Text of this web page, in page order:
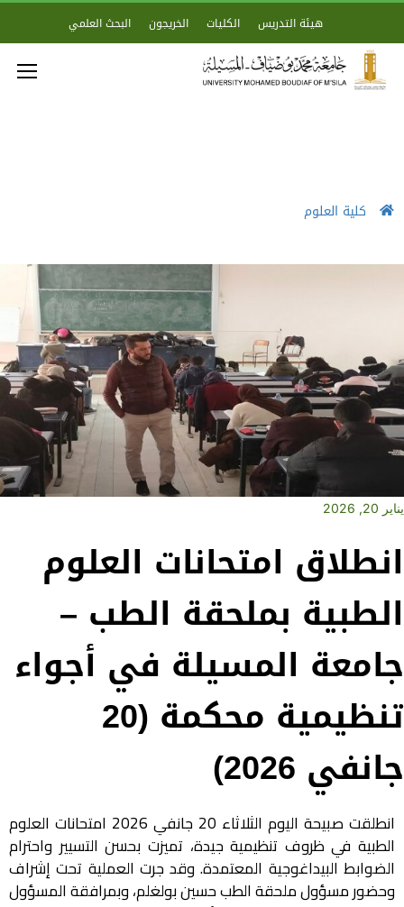
هيئة التدريس الكليات الخريجون البحث العلمي
كلية العلوم
يناير 20, 2026
انطلاق امتحانات العلوم
الطبية بملحقة الطب –
جامعة المسيلة في أجواء
تنظيمية محكمة (20
جانفي 2026)
انطلقت صبيحة اليوم الثلاثاء 20 جانفي 2026 امتحانات العلوم
الطبية في ظروف تنظيمية جيدة، تميزت بحسن التسيير واحترام
الضوابط البيداغوجية المعتمدة. وقد جرت العملية تحت إشراف
وحضور مسؤول ملحقة الطب حسين بولغلم، وبمرافقة المسؤول